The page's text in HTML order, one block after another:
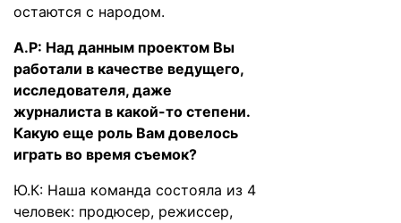
остаются с народом.
А.Р: Над данным проектом Вы
работали в качестве ведущего,
исследователя, даже
журналиста в какой-то степени.
Какую еще роль Вам довелось
играть во время съемок?
Ю.К: Наша команда состояла из 4
человек: продюсер, режиссер,